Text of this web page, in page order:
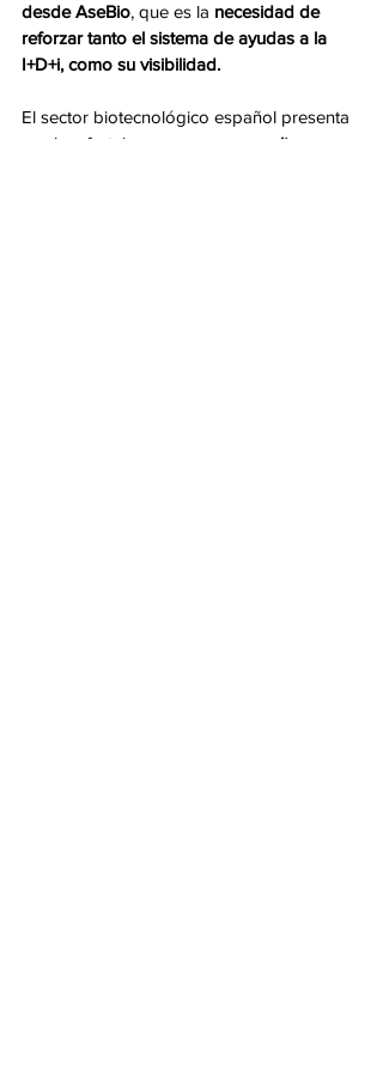
desde AseBio, que es la necesidad de
reforzar tanto el sistema de ayudas a la
I+D+i, como su visibilidad.
El sector biotecnológico español presenta
muchas fortalezas, pero
se necesita un